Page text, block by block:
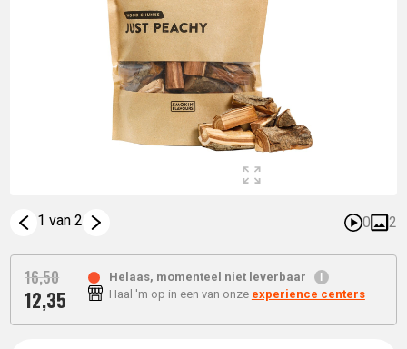
1 van 2 0 2
16,50
Oorspronkelijke
prijs
12,35
Huidige
Helaas, momenteel niet leverbaar
Haal 'm op in een van onze experience centers